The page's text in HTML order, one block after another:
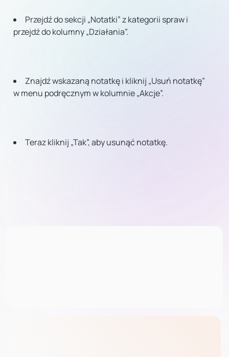
Przejdź do sekcji „Notatki” z kategorii spraw i
przejdź do kolumny „Działania”.
Znajdź wskazaną notatkę i kliknij „Usuń notatkę”
w menu podręcznym w kolumnie „Akcje”.
Teraz kliknij „Tak”, aby usunąć notatkę.